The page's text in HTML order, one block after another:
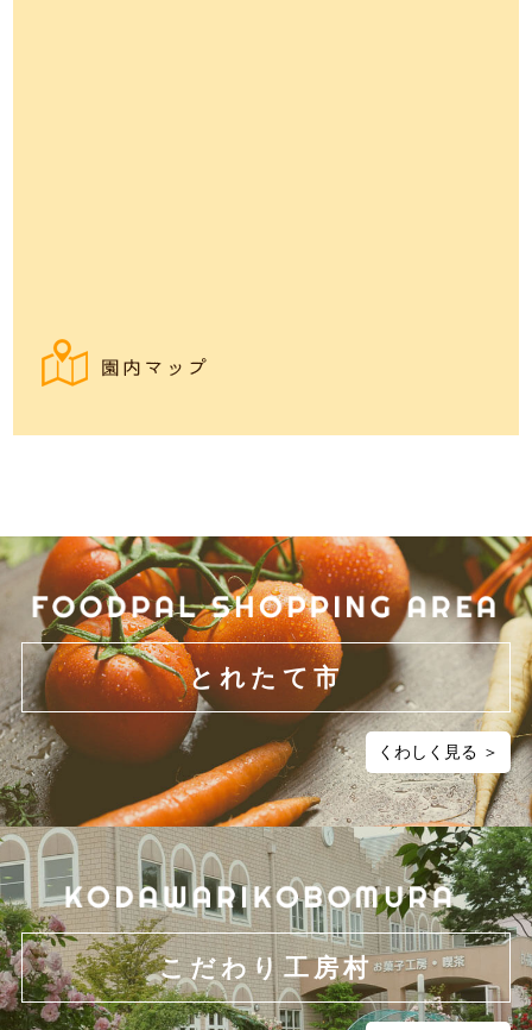
とれたて市
くわしく見る ＞
こだわり工房村